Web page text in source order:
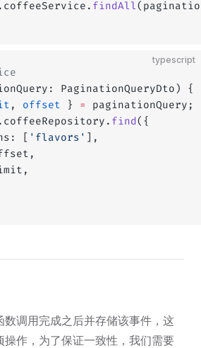
.coffeeService. findAll
typescript
PaginationQueryDto) {
, offset } =
paginationQuery;
.coffeeRepository. find({
[
'flavors' ],
数调用完成之后并存储该事件，这
操作，为了保证一致性，我们需要